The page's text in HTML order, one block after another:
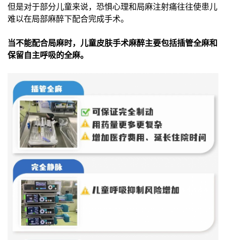
但是对于部分儿童来说，恐惧心理和局麻注射痛往往使患儿
难以在局部麻醉下配合完成手术。
当不能配合局麻时，儿童皮肤手术麻醉主要包括插管全麻和
保留自主呼吸的全麻。